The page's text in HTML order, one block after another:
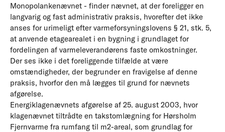
Monopolankenævnet - finder nævnet, at der foreligger en
langvarig og fast administrativ praksis, hvorefter det ikke
anses for urimeligt efter varmeforsyningslovens § 21, stk. 5,
at anvende etagearealet i en bygning i grundlaget for
fordelingen af varmeleverandørens faste omkostninger.
Der ses ikke i det foreliggende tilfælde at være
omstændigheder, der begrunder en fravigelse af denne
praksis, hvorfor den må lægges til grund for nævnets
afgørelse.
Energiklagenævnets afgørelse af 25. august 2003, hvor
klagenævnet tiltrådte en takstomlægning for Hørsholm
Fjernvarme fra rumfang til m2-areal, som grundlag for